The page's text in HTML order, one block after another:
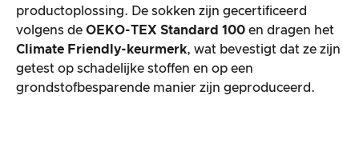
productoplossing. De sokken zijn gecertificeerd
volgens de OEKO-TEX Standard 100 en dragen het
Climate Friendly-keurmerk, wat bevestigt dat ze zijn
getest op schadelijke stoffen en op een
grondstofbesparende manier zijn geproduceerd.